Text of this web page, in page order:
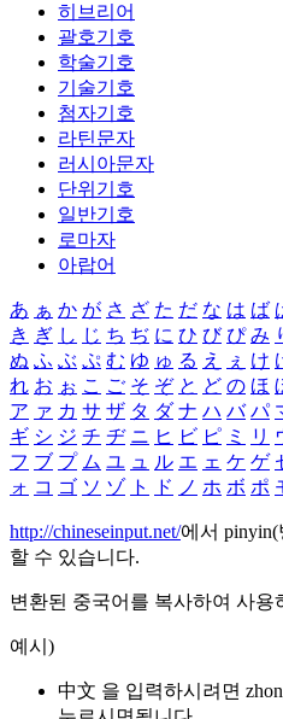
히브리어
괄호기호
학술기호
기술기호
첨자기호
라틴문자
러시아문자
단위기호
일반기호
로마자
아랍어
あ ぁ か が さ ざ た だ な は ば
き ぎ し じ ち ぢ に ひ び ぴ み
ぬ ふ ぶ ぷ む ゆ ゅ る え ぇ け
れ お ぉ こ ご そ ぞ と ど の ほ
ア ァ カ サ ザ タ ダ ナ ハ バ パ
ギ シ ジ チ ヂ ニ ヒ ビ ピ ミ リ
フ ブ プ ム ユ ュ ル エ ェ ケ ゲ
ォ コ ゴ ソ ゾ ト ド ノ ホ ボ ポ
http://chineseinput.net/에서
할 수 있습니다.
변환된 중국어를 복사하여 사용
예시)
中文 을 입력하시려면